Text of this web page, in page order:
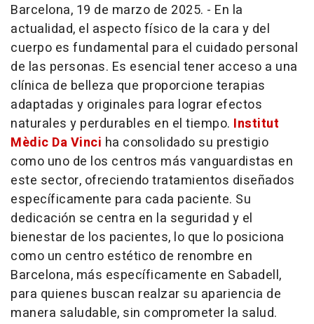
Barcelona, 19 de marzo de 2025. - En la
actualidad, el aspecto físico de la cara y del
cuerpo es fundamental para el cuidado personal
de las personas. Es esencial tener acceso a una
clínica de belleza que proporcione terapias
adaptadas y originales para lograr efectos
naturales y perdurables en el tiempo. Institut
Mèdic Da Vinci ha consolidado su prestigio
como uno de los centros más vanguardistas en
este sector, ofreciendo tratamientos diseñados
específicamente para cada paciente. Su
dedicación se centra en la seguridad y el
bienestar de los pacientes, lo que lo posiciona
como un centro estético de renombre en
Barcelona, más específicamente en Sabadell,
para quienes buscan realzar su apariencia de
manera saludable, sin comprometer la salud.